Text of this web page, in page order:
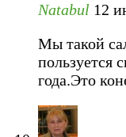
Natabul 12
Мы такой
пользуется
года.Это